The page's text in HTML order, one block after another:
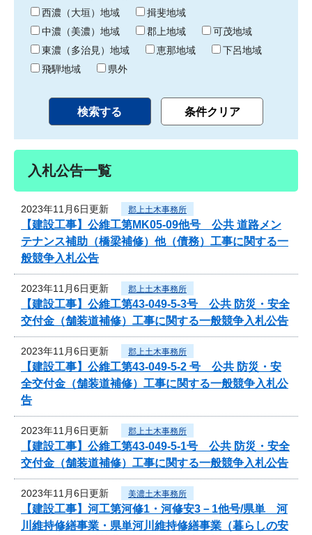
り 西濃（大垣）地域
揖斐地域
中濃（美濃）地域
郡上地域
可茂地域
東濃（多治見）地域
恵那地域
下呂地域
飛騨地域
県外
入札公告一覧
2023年11月6日更新 郡上土木事務所
【建設工事】公維工第MK05-09他号 公共 道路メン
テナンス補助（橋梁補修）他（債務）工事に関する一
般競争入札公告
2023年11月6日更新 郡上土木事務所
【建設工事】公維工第43-049-5-3号 公共 防災・安全
交付金（舗装道補修）工事に関する一般競争入札公告
2023年11月6日更新 郡上土木事務所
【建設工事】公維工第43-049-5-2 号 公共 防災・安
全交付金（舗装道補修）工事に関する一般競争入札公
告
2023年11月6日更新 郡上土木事務所
【建設工事】公維工第43-049-5-1号 公共 防災・安全
交付金（舗装道補修）工事に関する一般競争入札公告
2023年11月6日更新 美濃土木事務所
【建設工事】河工第河修1・河修安3－1他号/県単 河
川維持修繕事業・県単河川維持修繕事業（暮らしの安